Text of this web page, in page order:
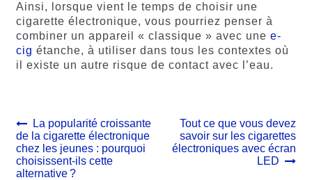
Ainsi, lorsque vient le temps de choisir une
cigarette électronique, vous pourriez penser à
combiner un appareil « classique » avec une e-
cig étanche, à utiliser dans tous les contextes où
il existe un autre risque de contact avec l’eau.
Navigation
de
l’article
Article
précédent :
La popularité croissante
de la cigarette électronique
chez les jeunes : pourquoi
choisissent-ils cette
alternative ?
Article
suivant :
Tout ce que vous devez
savoir sur les cigarettes
électroniques avec écran
LED